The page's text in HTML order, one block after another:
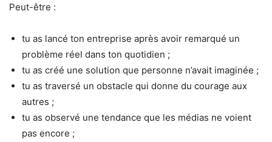
Peut-être :
tu as lancé ton entreprise après avoir remarqué un
problème réel dans ton quotidien ;
tu as créé une solution que personne n’avait imaginée ;
tu as traversé un obstacle qui donne du courage aux
autres ;
tu as observé une tendance que les médias ne voient
pas encore ;